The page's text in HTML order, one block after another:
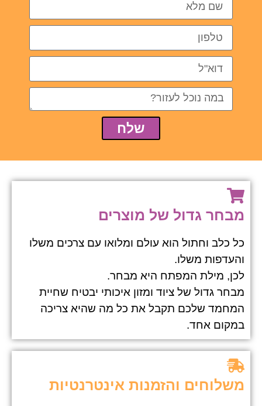
שלח
מבחר גדול של מוצרים
כל כלב וחתול הוא עולם ומלואו עם צרכים משלו
והעדפות משלו.
לכן, מילת המפתח היא מבחר.
מבחר גדול של ציוד ומזון איכותי יבטיח שחיית
המחמד שלכם תקבל את כל מה שהיא צריכה
במקום אחד.
משלוחים והזמנות אינטרנטיות